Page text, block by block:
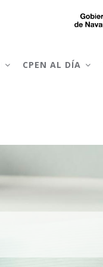
CPEN AL DÍA